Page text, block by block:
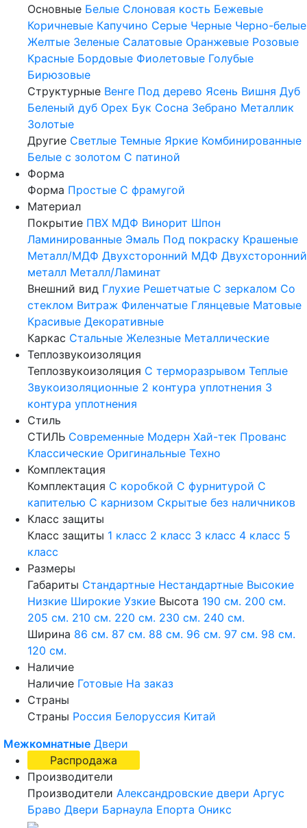
Основные Белые Слоновая кость Бежевые
Коричневые Капучино Серые Черные Черно-белые
Желтые Зеленые Салатовые Оранжевые Розовые
Красные Бордовые Фиолетовые Голубые
Бирюзовые
Структурные Венге Под дерево Ясень Вишня Дуб
Беленый дуб Орех Бук Сосна Зебрано Металлик
Золотые
Другие Светлые Темные Яркие Комбинированные
Белые с золотом С патиной
Форма
Форма Простые С фрамугой
Материал
Покрытие ПВХ МДФ Винорит Шпон
Ламинированные Эмаль Под покраску Крашеные
Металл/МДФ Двухсторонний МДФ Двухсторонний
металл Металл/Ламинат
Внешний вид Глухие Решетчатые С зеркалом Со
стеклом Витраж Филенчатые Глянцевые Матовые
Красивые Декоративные
Каркас Стальные Железные Металлические
Теплозвукоизоляция
Теплозвукоизоляция С терморазрывом Теплые
Звукоизоляционные 2 контура уплотнения 3
контура уплотнения
Стиль
СТИЛЬ Современные Модерн Хай-тек Прованс
Классические Оригинальные Техно
Комплектация
Комплектация С коробкой С фурнитурой С
капителью С карнизом Скрытые без наличников
Класс защиты
Класс защиты 1 класс 2 класс 3 класс 4 класс 5
класс
Размеры
Габариты Стандартные Нестандартные Высокие
Низкие Широкие Узкие Высота 190 см. 200 см.
205 см. 210 см. 220 см. 230 см. 240 см.
Ширина 86 см. 87 см. 88 см. 96 см. 97 см. 98 см.
120 см.
Наличие
Наличие Готовые На заказ
Страны
Страны Россия Белоруссия Китай
Межкомнатные Двери
Распродажа
Производители
Производители Александровские двери Аргус
Браво Двери Барнаула Епорта Оникс